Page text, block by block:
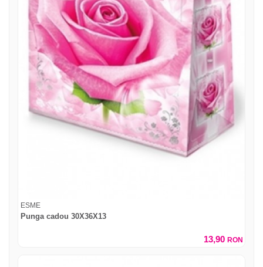
ESME
Punga cadou 30X36X13
13,90 RON